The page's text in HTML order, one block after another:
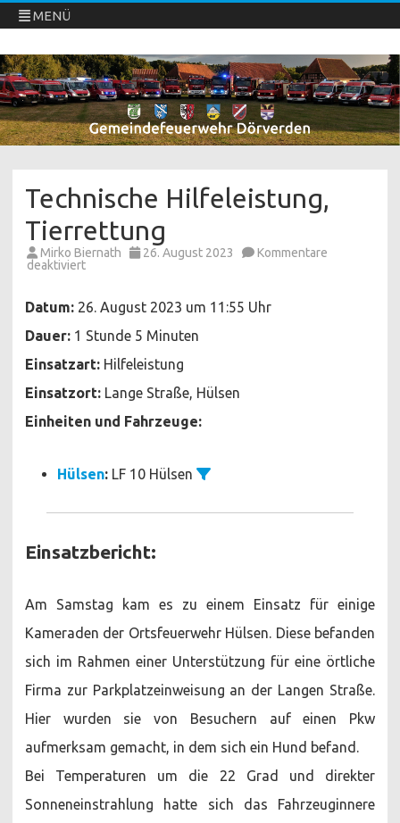
MENÜ
Freiwillige Feuerwehren Dörverden
Direkt
zum
Inhalt
springen
Technische Hilfeleistung,
Tierrettung
Mirko Biernath 26. August 2023
Kommentare
deaktiviertfür
Tierrettung
Datum: 26. August 2023 um 11:55 Uhr
Dauer: 1 Stunde 5 Minuten
Einsatzart: Hilfeleistung
Einsatzort: Lange Straße, Hülsen
Einheiten und Fahrzeuge:
Hülsen: LF 10 Hülsen
Einsatzbericht:
Am Samstag kam es zu einem Einsatz für einige
Kameraden der Ortsfeuerwehr Hülsen. Diese befanden
sich im Rahmen einer Unterstützung für eine örtliche
Firma zur Parkplatzeinweisung an der Langen Straße.
Hier wurden sie von Besuchern auf einen Pkw
aufmerksam gemacht, in dem sich ein Hund befand.
Bei Temperaturen um die 22 Grad und direkter
Sonneneinstrahlung hatte sich das Fahrzeuginnere